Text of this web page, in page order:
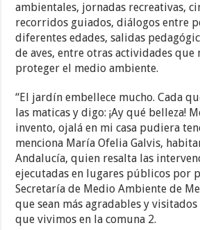
ambientales, jornadas recreativas,
recorridos guiados, diálogos entre
diferentes edades, salidas
de aves, entre otras actividades que
proteger el medio ambiente.
“El jardín embellece mucho. Cada
las maticas y digo: ¡Ay qué belleza!
invento, ojalá en mi casa pudiera
menciona María Ofelia Galvis,
Andalucía, quien resalta las
ejecutadas en lugares públicos por
Secretaría de Medio Ambiente de
que sean más agradables y
que vivimos en la comuna 2.